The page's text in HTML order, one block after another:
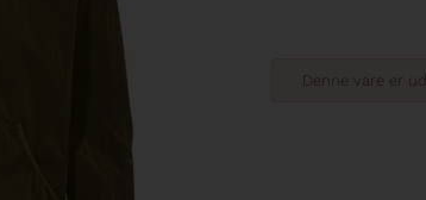
Denne vare er